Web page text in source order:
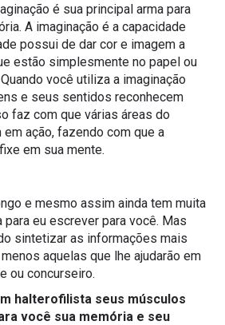
é sua principal arma para
A imaginação é a capacidade
possui de dar cor e imagem a
estão simplesmente no papel ou
você utiliza a imaginação
e seus sentidos reconhecem
faz com que várias áreas do
ação, fazendo com que a
em sua mente.
e mesmo assim ainda tem muita
eu escrever para você. Mas
sintetizar as informações mais
aquelas que lhe ajudarão em
ou concurseiro.
halterofilista seus músculos
você sua memória e seu